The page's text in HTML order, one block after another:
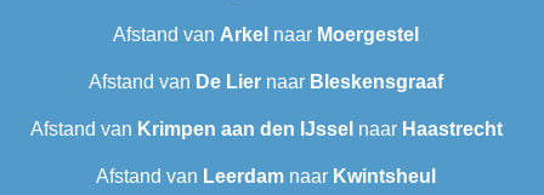
Afstand van Arkel naar Moergestel
Afstand van De Lier naar Bleskensgraaf
Afstand van Krimpen aan den IJssel naar Haastrecht
Afstand van Leerdam naar Kwintsheul